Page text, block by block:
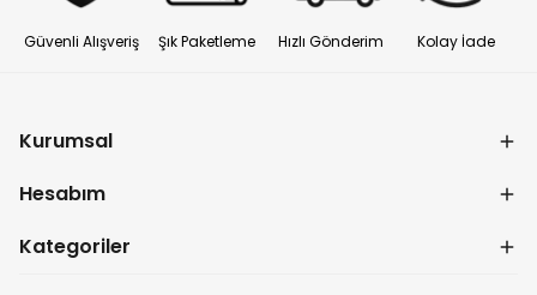
Güvenli Alışveriş Şık Paketleme Hızlı Gönderim Kolay İade
Kurumsal
Hesabım
Kategoriler